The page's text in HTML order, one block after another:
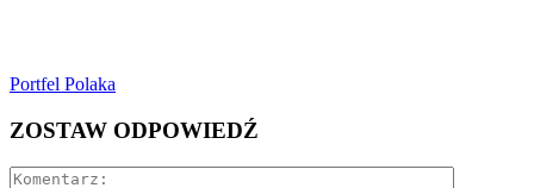
Portfel Polaka
ZOSTAW ODPOWIEDŹ